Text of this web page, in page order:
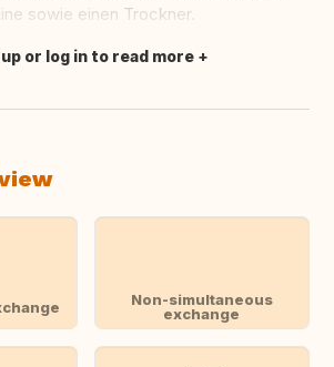
sowie einen Trockner.
or log in to read more
Non-simultaneous
exchange